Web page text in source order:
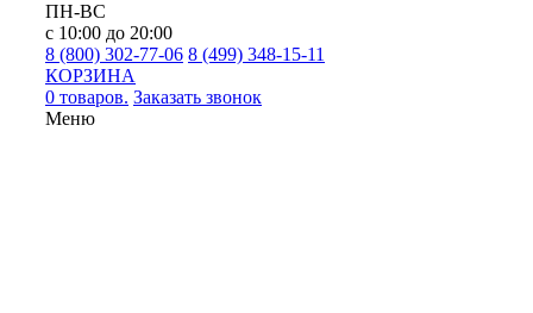
ПН-ВС
с 10:00 до 20:00
8 (800) 302-77-06 8 (499) 348-15-11
КОРЗИНА
0 товаров. Заказать звонок
Меню